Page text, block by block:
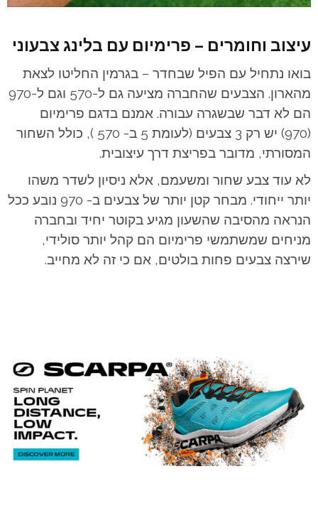
עיצוב וחומרים – פרימיום עם בלינג צבעוני
בואו נתחיל עם הפיל שבחדר – בגרמין החליטו לצאת
מהארון. הצבעים שהחברה מציעה גם ל-570 וגם ל-970
הם לא דבר שבשגרה עבורה. אמנם בדגם פרימיום
(970) יש רק 3 צבעים (לעומת 5 ב- 570 ), כולל השחור
המסורתי, מדובר בפריצת דרך עיצובית.
לא עוד צבע שחור ומשעמם, אלא ניסיון לשדר משהו
יותר ייחודי. מבחר קטן יותר של צבעים ב- 970 נובע ככל
הנראה מהסיבה שהשעון מגיע בקוטר יחיד ובחברה
מניחים שמשתמשי פרימיום הם קהל יותר סולידי,
שירצה צבעים פחות בולטים, אם כי זה לא מחייב.